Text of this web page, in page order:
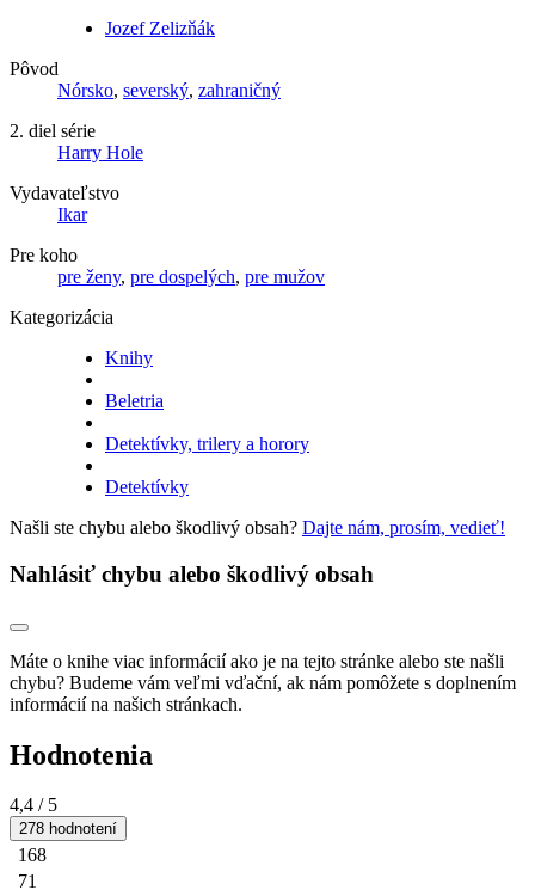
Jozef Zelizňák
Pôvod
Nórsko, severský, zahraničný
2. diel série
Harry Hole
Vydavateľstvo
Ikar
Pre koho
pre ženy, pre dospelých, pre mužov
Kategorizácia
Knihy
Beletria
Detektívky, trilery a horory
Detektívky
Našli ste chybu alebo škodlivý obsah? Dajte nám, prosím, vedieť!
Nahlásiť chybu alebo škodlivý obsah
Máte o knihe viac informácií ako je na tejto stránke alebo ste našli
chybu? Budeme vám veľmi vďační, ak nám pomôžete s doplnením
informácií na našich stránkach.
Hodnotenia
4,4 / 5
278 hodnotení
168
71